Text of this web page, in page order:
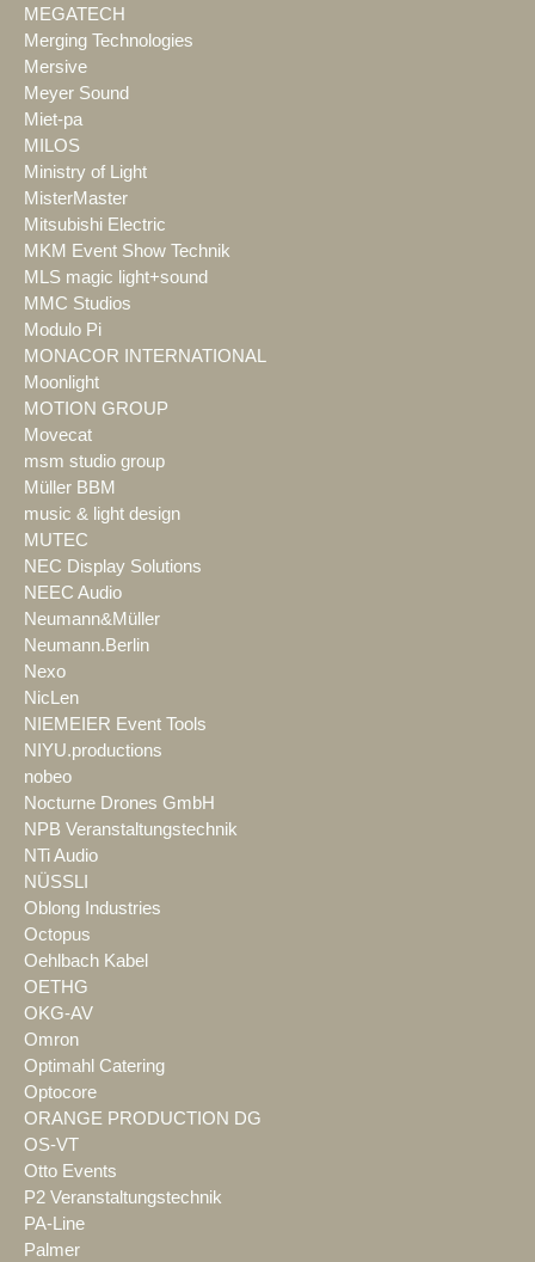
MEGATECH
Merging Technologies
Mersive
Meyer Sound
Miet-pa
MILOS
Ministry of Light
MisterMaster
Mitsubishi Electric
MKM Event Show Technik
MLS magic light+sound
MMC Studios
Modulo Pi
MONACOR INTERNATIONAL
Moonlight
MOTION GROUP
Movecat
msm studio group
Müller BBM
music & light design
MUTEC
NEC Display Solutions
NEEC Audio
Neumann&Müller
Neumann.Berlin
Nexo
NicLen
NIEMEIER Event Tools
NIYU.productions
nobeo
Nocturne Drones GmbH
NPB Veranstaltungstechnik
NTi Audio
NÜSSLI
Oblong Industries
Octopus
Oehlbach Kabel
OETHG
OKG-AV
Omron
Optimahl Catering
Optocore
ORANGE PRODUCTION DG
OS-VT
Otto Events
P2 Veranstaltungstechnik
PA-Line
Palmer